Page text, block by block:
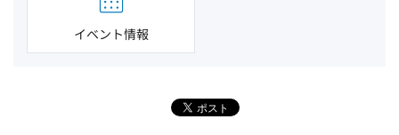
イベント情報